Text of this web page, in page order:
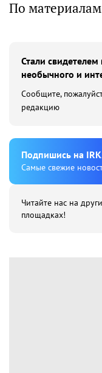
По материалам
Стали
необычного и
Сообщите,
редакцию
Подпишиcь на
Cамые свежие
Читайте нас на
площадках!